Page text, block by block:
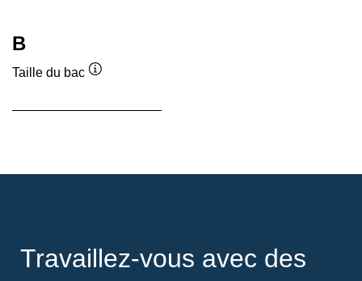
B
Taille du bac
Travaillez-vous avec des